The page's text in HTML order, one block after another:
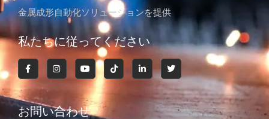
金属成形自動化ソリューションを提供
私たちに従ってください
お問い合わせ